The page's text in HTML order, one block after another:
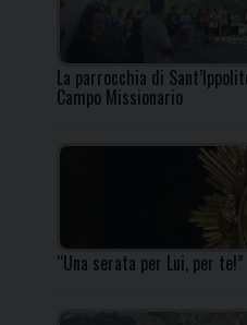
La parrocchia di
Campo Missionario
“Una serata per Lui, per te!”